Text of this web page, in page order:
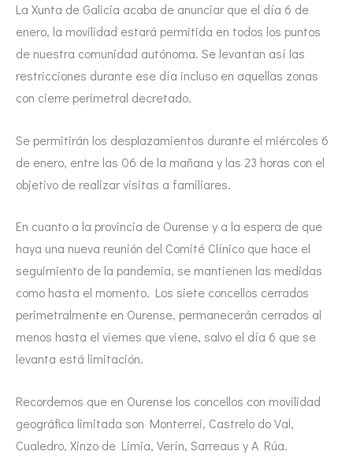
La Xunta de Galicia acaba de anunciar que el día 6 de
enero, la movilidad estará permitida en todos los puntos
de nuestra comunidad autónoma. Se levantan así las
restricciones durante ese día incluso en aquellas zonas
con cierre perimetral decretado.
Se permitirán los desplazamientos durante el miércoles 6
de enero, entre las 06 de la mañana y las 23 horas con el
objetivo de realizar visitas a familiares.
En cuanto a la provincia de Ourense y a la espera de que
haya una nueva reunión del Comité Clínico que hace el
seguimiento de la pandemia, se mantienen las medidas
como hasta el momento. Los siete concellos cerrados
perimetralmente en Ourense, permanecerán cerrados al
menos hasta el viernes que viene, salvo el día 6 que se
levanta está limitación.
Recordemos que en Ourense los concellos con movilidad
geográfica limitada son Monterrei, Castrelo do Val,
Cualedro, Xinzo de Limia, Verín, Sarreaus y A Rúa.